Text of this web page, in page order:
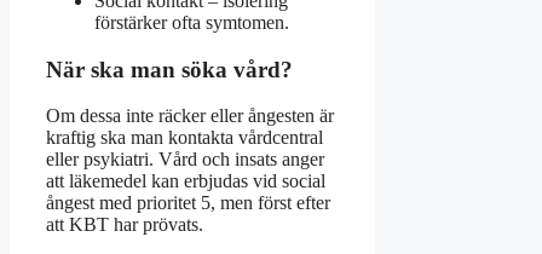
förstärker ofta symtomen.
När ska man söka vård?
Om dessa inte räcker eller ångesten är
kraftig ska man kontakta vårdcentral
eller psykiatri. Vård och insats anger
att läkemedel kan erbjudas vid social
ångest med prioritet 5, men först efter
att KBT har prövats.